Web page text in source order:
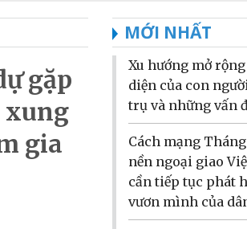
gặp
xung
gia
MỚI NHẤT
Xu hướng mở
diện của con
trụ và những vấn
Cách mạng
nền ngoại giao
cần tiếp tục phát
vươn mình của